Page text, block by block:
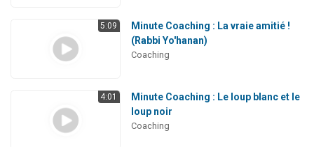
5:09
Minute Coaching : La vraie amitié !
(Rabbi Yo'hanan)
Coaching
4:01
Minute Coaching : Le loup blanc et le
loup noir
Coaching